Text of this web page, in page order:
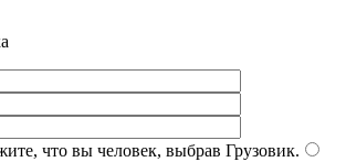
что вы человек, выбрав Грузовик.